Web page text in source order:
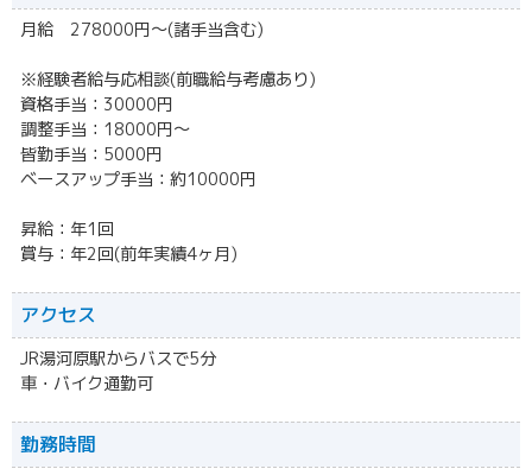
月給 278000円～(諸手当含む)
※経験者給与応相談(前職給与考慮あり)
資格手当：30000円
調整手当：18000円～
皆勤手当：5000円
ベースアップ手当：約10000円
昇給：年1回
賞与：年2回(前年実績4ヶ月)
アクセス
JR湯河原駅からバスで5分
車・バイク通勤可
勤務時間